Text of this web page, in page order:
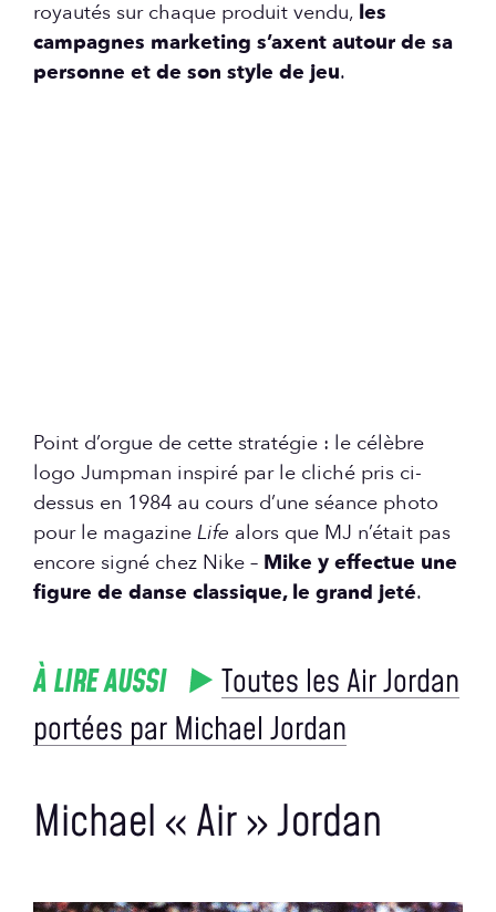
royautés sur chaque produit vendu, les
campagnes marketing s’axent autour de sa
personne et de son style de jeu.
Point d’orgue de cette stratégie : le célèbre
logo Jumpman inspiré par le cliché pris ci-
dessus en 1984 au cours d’une séance photo
pour le magazine Life alors que MJ n’était pas
encore signé chez Nike – Mike y effectue une
figure de danse classique, le grand jeté.
À LIRE AUSSI
Toutes les Air Jordan
portées par Michael Jordan
Michael « Air » Jordan